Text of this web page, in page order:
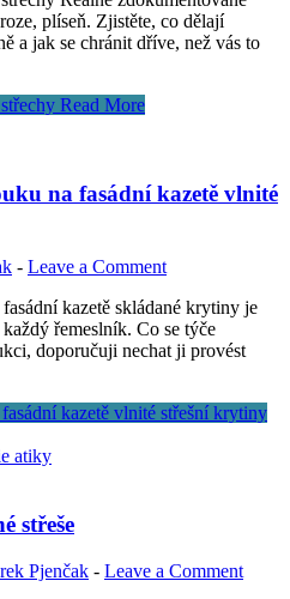
plíseň. Zjistěte, co dělají
a jak se chránit dříve, než vás to
Read More
na fasádní kazetě vlnité
- Leave a Comment
kazetě skládané krytiny je
řemeslník. Co se týče
doporučuji nechat ji provést
kazetě vlnité střešní krytiny
střeše
Pjenčak - Leave a Comment